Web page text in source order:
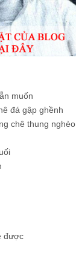
muốn
đá gập ghềnh
chê thung nghèo
được